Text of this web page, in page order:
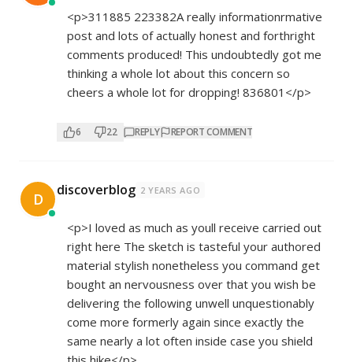
<p>311885 223382A really informationrmative
post and lots of actually honest and forthright
comments produced! This undoubtedly got me
thinking a whole lot about this concern so
cheers a whole lot for dropping! 836801</p>
6 22 REPLY REPORT COMMENT
D discoverblog 2 YEARS AGO
<p>I loved as much as youll receive carried out
right here The sketch is tasteful your authored
material stylish nonetheless you command get
bought an nervousness over that you wish be
delivering the following unwell unquestionably
come more formerly again since exactly the
same nearly a lot often inside case you shield